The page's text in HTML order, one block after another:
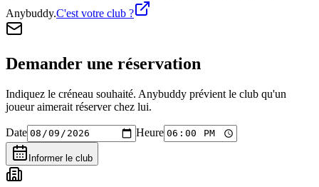
Anybuddy.C'est votre club ?
Demander une réservation
Indiquez le créneau souhaité. Anybuddy prévient le club qu'un
joueur aimerait réserver chez lui.
Date Heure
Informer le club